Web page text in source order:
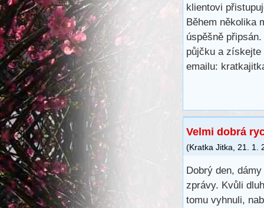
klientovi
Během několika
úspěšně
půjčku a získejte
emailu:
Velmi dobrá
(Kratka Jitka 21. 1.
Dobrý den,
zprávy. Kvůli
tomu vyhnuli,